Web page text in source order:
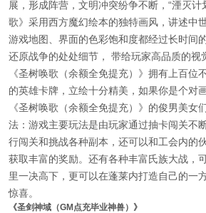
展，形成阵营，文明冲突纷争不断，“湮灭
歌》采用西方魔幻绘本的独特画风，讲述中
游戏地图、界面的色彩饱和度都经过长时间
还原战争的处处细节， 带给玩家高品质的视
《圣树唤歌（余额全免提充）》拥有上百位
的英雄卡牌，立绘十分精美，如果你是个对
《圣树唤歌（余额全免提充）》的俊男美女
法：游戏主要玩法是由玩家通过抽卡闯关不
行闯关和挑战各种副本，还可以和工会内的
获取丰富的奖励。还有各种丰富氏族大战，
里一决高下，更可以在蓬莱内打造自己的一
惊喜。
《圣剑神域（GM点充毕业神兽）》